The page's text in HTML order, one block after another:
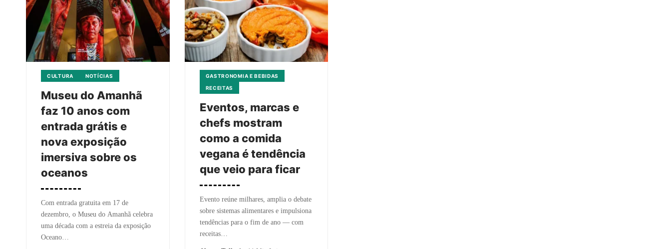
CULTURA NOTÍCIAS
Museu do Amanhã
faz 10 anos com
entrada grátis e
nova exposição
imersiva sobre os
oceanos
Com entrada gratuita em 17 de
dezembro, o Museu do Amanhã celebra
uma década com a estreia da exposição
Oceano…
GASTRONOMIA E BEBIDAS
RECEITAS
Eventos, marcas e
chefs mostram
como a comida
vegana é tendência
que veio para ficar
Evento reúne milhares, amplia o debate
sobre sistemas alimentares e impulsiona
tendências para o fim de ano — com
receitas…